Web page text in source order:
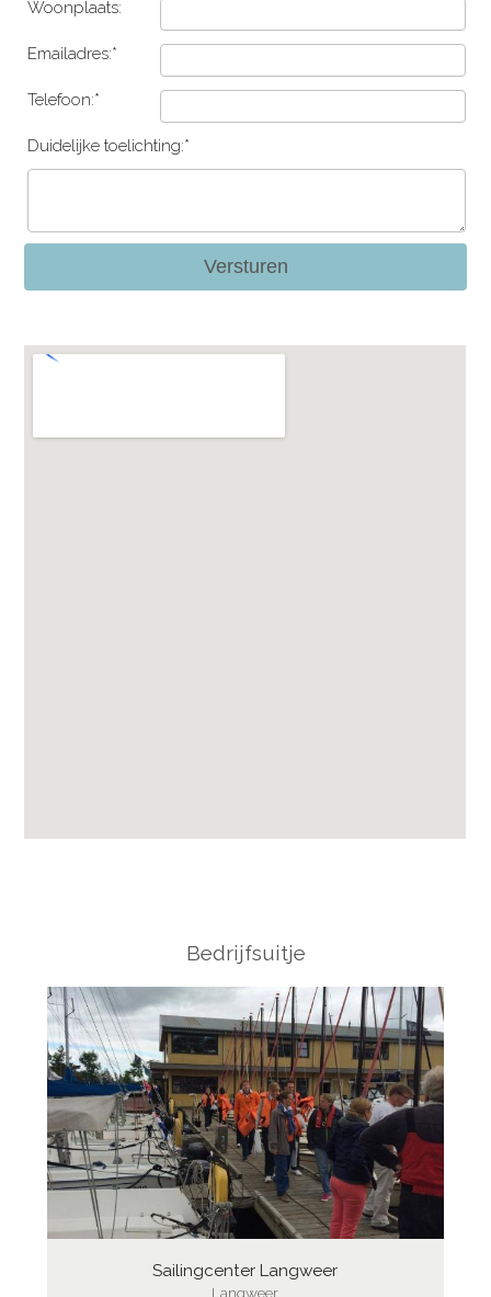
Woonplaats:
Emailadres:*
Telefoon:*
Duidelijke toelichting:*
Bedrijfsuitje
Sailingcenter Langweer
Langweer